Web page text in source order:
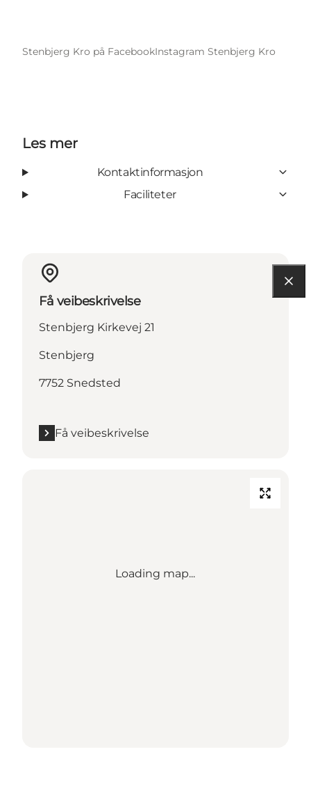
Stenbjerg Kro på FacebookInstagram Stenbjerg Kro
Les mer
Kontaktinformasjon
Faciliteter
Få veibeskrivelse
Stenbjerg Kirkevej 21
Stenbjerg
7752 Snedsted
Få veibeskrivelse
Loading map...